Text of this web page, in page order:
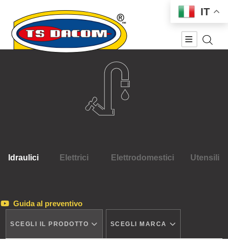
Idraulici Elettrici Elettrodomestici Utensili
Guida al preventivo
SCEGLI IL PRODOTTO SCEGLI MARCA
IT